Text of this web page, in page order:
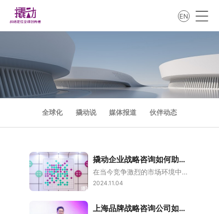
EN
全球化 撬动说 媒体报道 伙伴动态
撬动企业战略咨询如何助力企业品牌转型？
在当今竞争激烈的市场环境中，企业品牌的转型与升级成为了企业发展的关键。撬动企业战略咨询作为的，通过其独特的战略定位和创新方法，帮助企业实现品牌价值的很大化。撬动企业战略咨询的意义不仅在于提供外部的专业建议，更在于赋能企业家，他们在中实现突破。品牌转型的必要性随着市场需求的不断变化，企业必须不断调整自身的品牌战略以适应新的市场环境。品牌转型不仅仅是为了提升市场份额，更是为了在顾客心中建立一个持久的品
2024.11.04
上海品牌战略咨询公司如何助力企业品牌升级？